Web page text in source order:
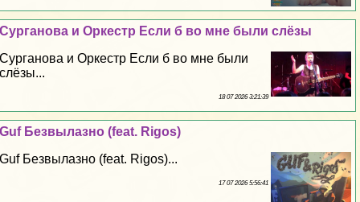
Сурганова и Оркестр Если б во мне были слёзы
Сурганова и Оркестр Если б во мне были
слёзы...
18 07 2026 3:21:39
Guf Безвылазно (feat. Rigos)
Guf Безвылазно (feat. Rigos)...
17 07 2026 5:56:41